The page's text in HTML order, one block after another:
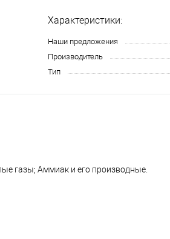
Характеристики:
Наши предложения
Производитель
Тип
газы; Аммиак и его производные.